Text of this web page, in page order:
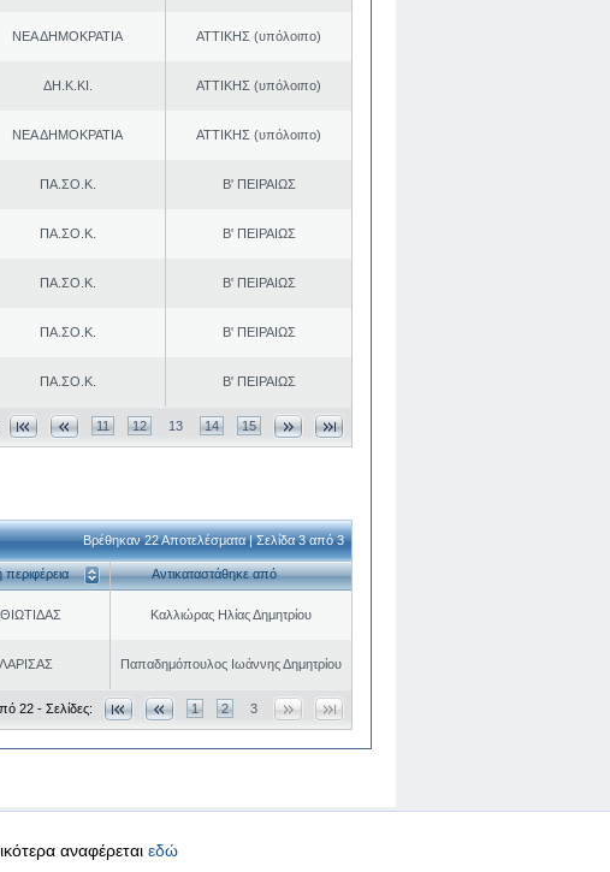
ΝΕΑ ΔΗΜΟΚΡΑΤΙΑ ΑΤΤΙΚΗΣ (υπόλοιπο)
ΔΗ.Κ.ΚΙ. ΑΤΤΙΚΗΣ (υπόλοιπο)
ΝΕΑ ΔΗΜΟΚΡΑΤΙΑ ΑΤΤΙΚΗΣ (υπόλοιπο)
ΠΑ.ΣΟ.Κ. Β' ΠΕΙΡΑΙΩΣ
ΠΑ.ΣΟ.Κ. Β' ΠΕΙΡΑΙΩΣ
ΠΑ.ΣΟ.Κ. Β' ΠΕΙΡΑΙΩΣ
ΠΑ.ΣΟ.Κ. Β' ΠΕΙΡΑΙΩΣ
ΠΑ.ΣΟ.Κ. Β' ΠΕΙΡΑΙΩΣ
11 12 13 14 15
Βρέθηκαν 22 Αποτελέσματα | Σελίδα 3 από 3
περιφέρεια Αντικαταστάθηκε από
Καλλιώρας Ηλίας Δημητρίου
ΛΑΡΙΣΑΣ Παπαδημόπουλος Ιωάννης Δημητρίου
22 - Σελίδες: 1 2 3
αναφέρεται εδώ